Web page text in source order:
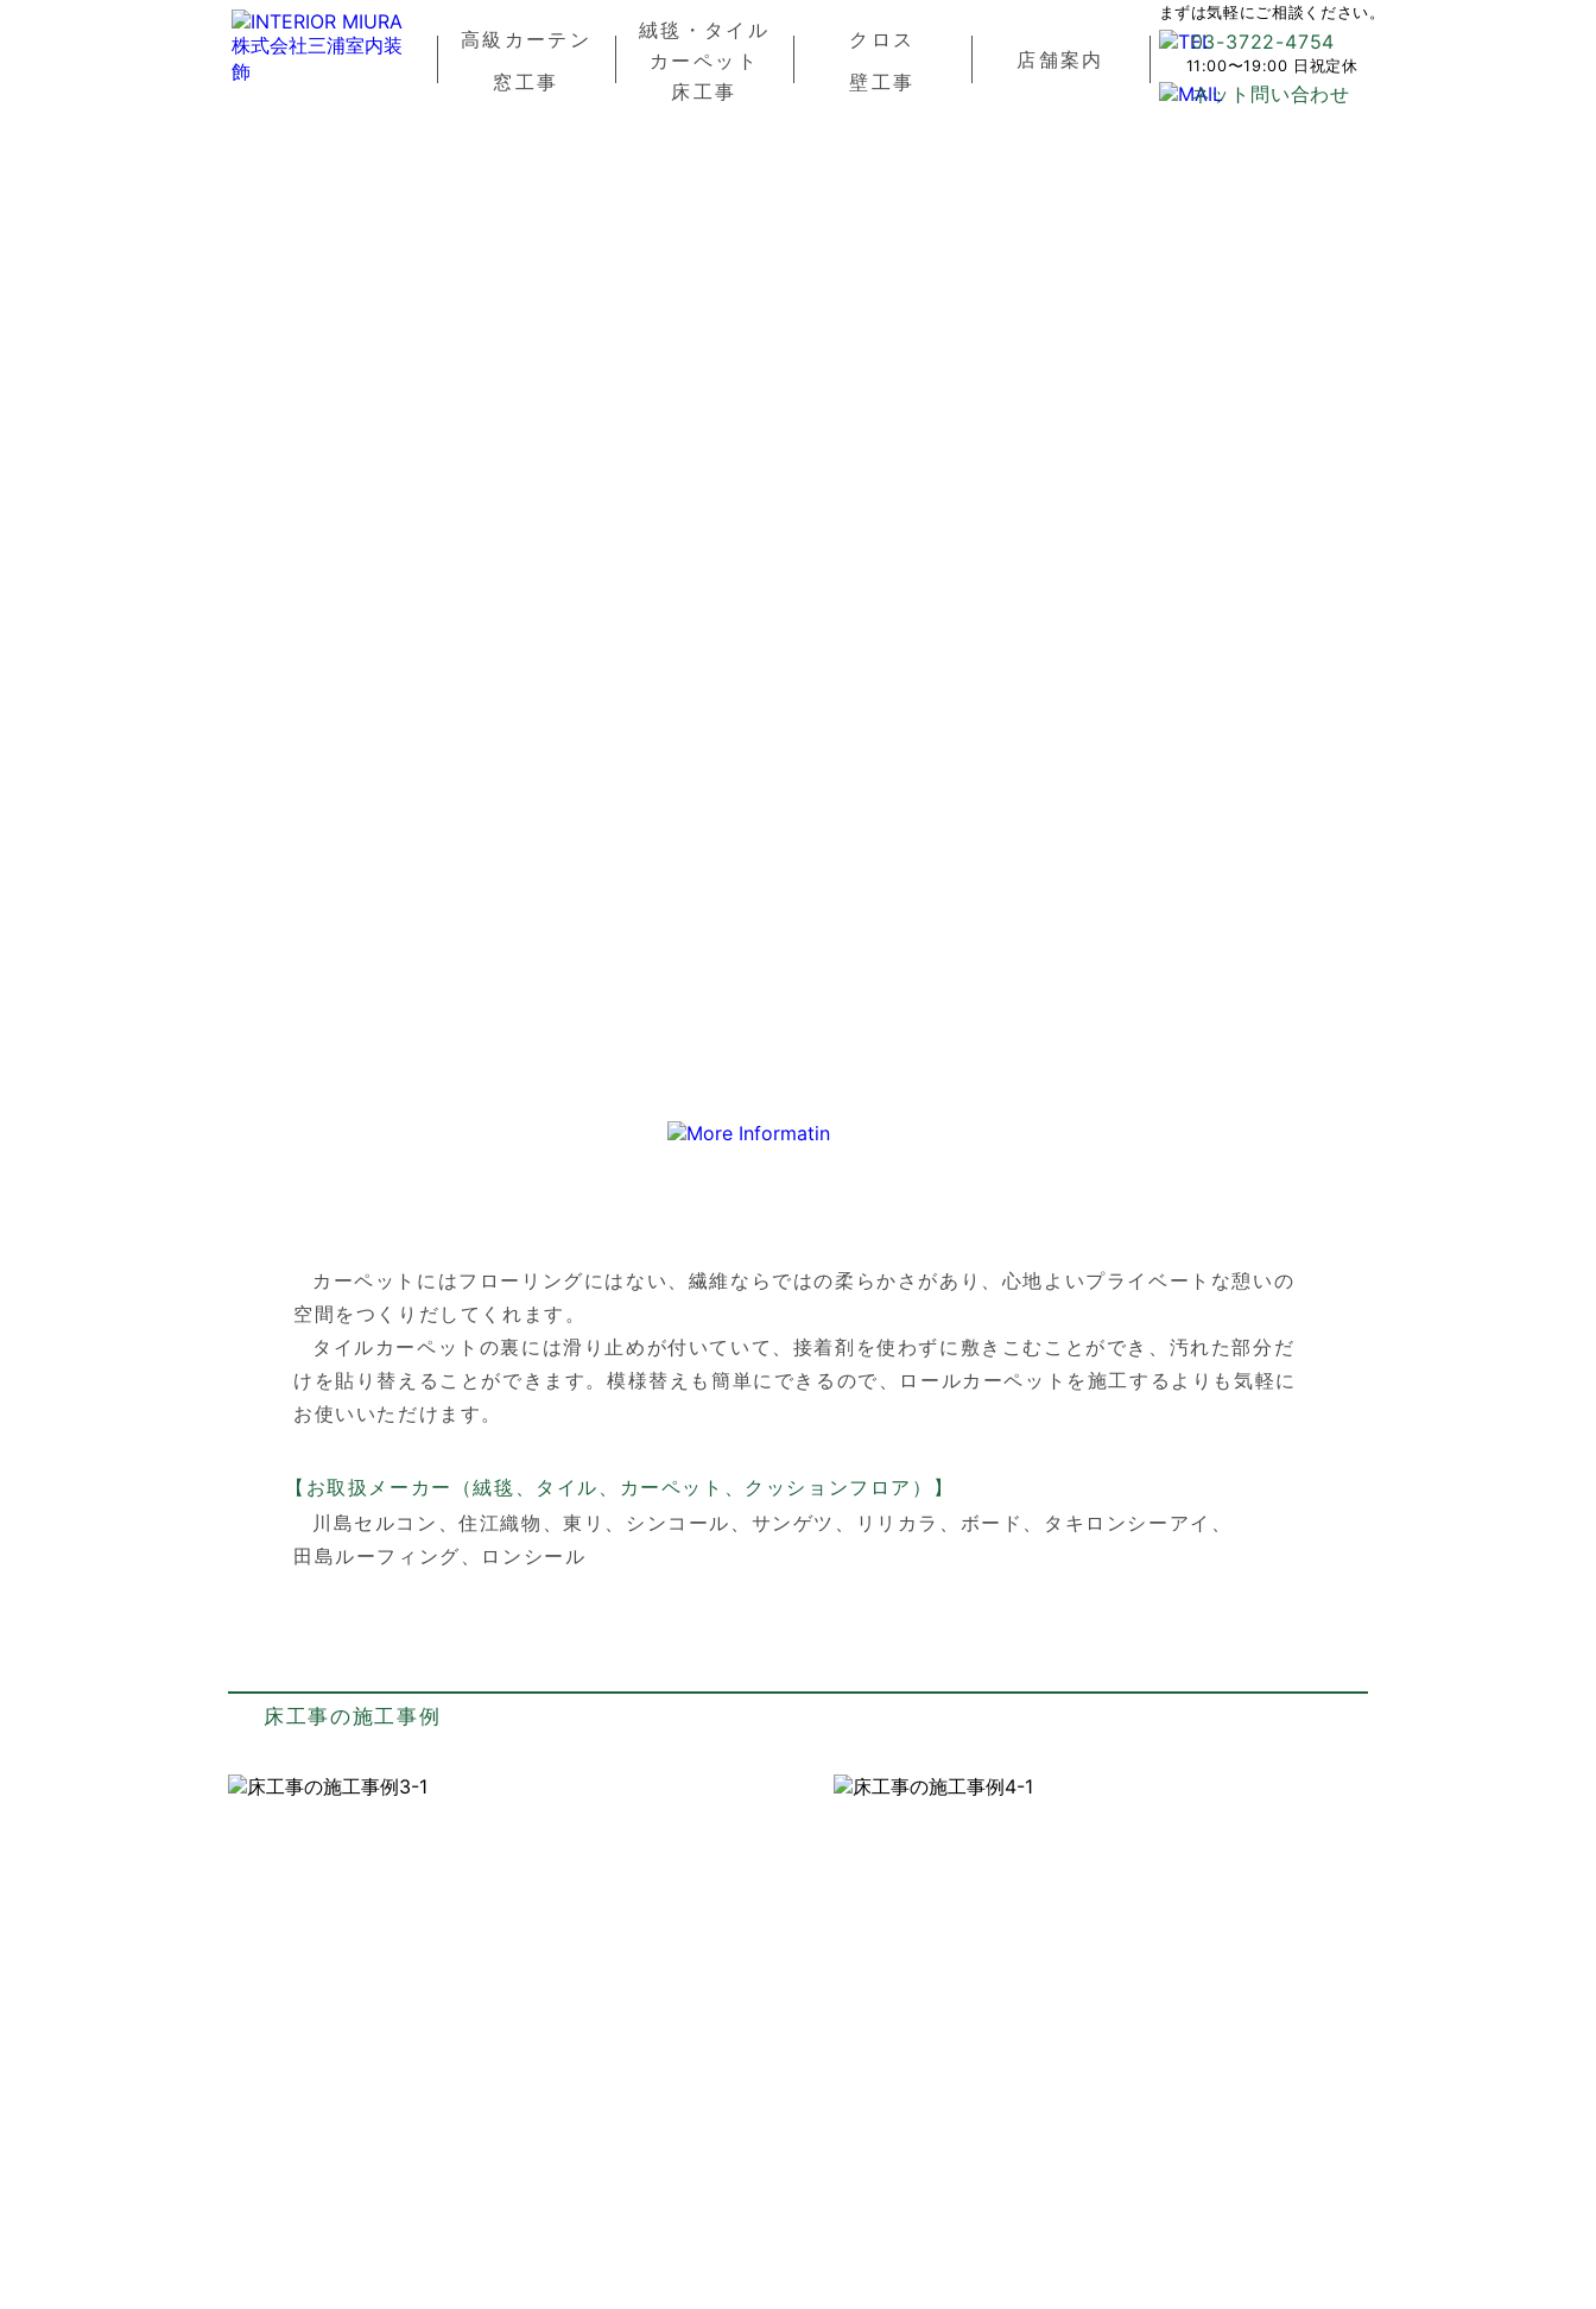
高級カーテン
窓工事
絨毯・タイル
カーペット
床工事
クロス
壁工事
店舗案内
まずは気軽にご相談ください。
03-3722-4754
11:00〜19:00 日祝定休
ネット問い合わせ
カーペットにはフローリングにはない、繊維ならではの柔らかさがあり、心地よいプライベートな憩いの
空間をつくりだしてくれます。
タイルカーペットの裏には滑り止めが付いていて、接着剤を使わずに敷きこむことができ、汚れた部分だ
けを貼り替えることができます。模様替えも簡単にできるので、ロールカーペットを施工するよりも気軽に
お使いいただけます。
【お取扱メーカー（絨毯、タイル、カーペット、クッションフロア）】
川島セルコン、住江織物、東リ、 シンコール、 サンゲツ、 リリカラ、 ボード、 タキロンシーアイ、
田島ルーフィング、
ロンシール
床工事の施工事例